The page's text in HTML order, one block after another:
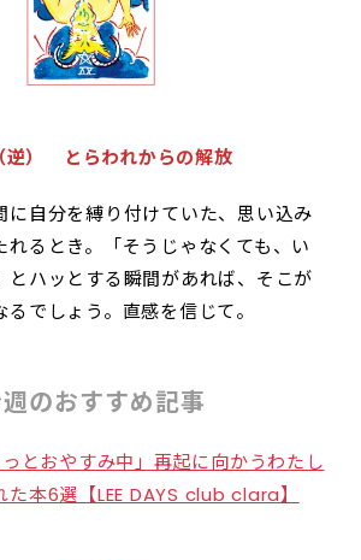
逆） とらわれからの解放
に自分を縛り付けていた、思い込み
れるとき。「そうじゃなくても、い
とハッとする瞬間があれば、そこが
でしょう。直感を信じて。
のおすすめ記事
とおやすみ中」再起に向かうわたし
た本6選【LEE DAYS club clara】